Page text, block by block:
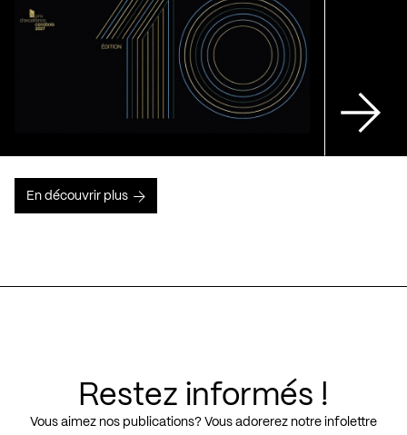
En découvrir plus
Restez informés !
Vous aimez nos publications? Vous adorerez notre infolettre